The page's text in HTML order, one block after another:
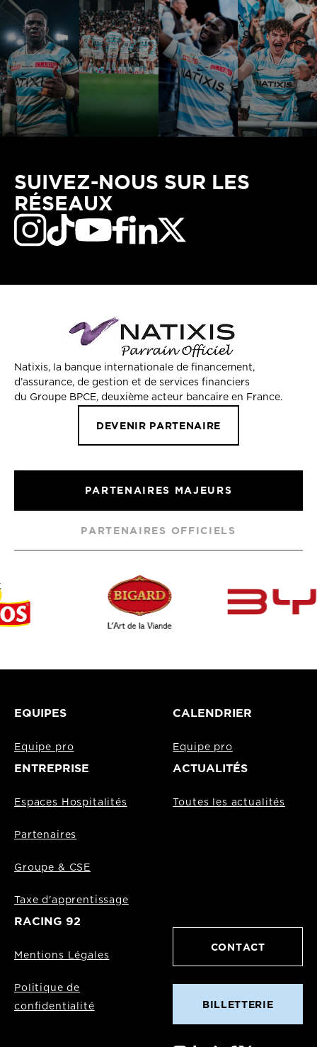
SUIVEZ-NOUS SUR LES
RÉSEAUX
Natixis, la banque internationale de financement,
d’assurance, de gestion et de services financiers
du Groupe BPCE, deuxième acteur bancaire en France.
DEVENIR PARTENAIRE
PARTENAIRES MAJEURS
PARTENAIRES OFFICIELS
EQUIPES
Equipe pro
CALENDRIER
Equipe pro
ENTREPRISE
Espaces Hospitalités
Partenaires
Groupe & CSE
Taxe d'apprentissage
ACTUALITÉS
Toutes les actualités
RACING 92
Mentions Légales
Politique de
confidentialité
CONTACT
BILLETTERIE